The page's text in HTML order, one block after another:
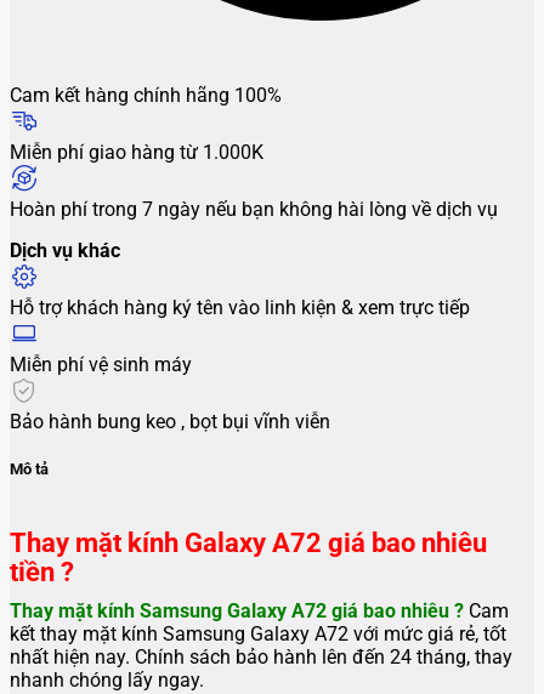
Cam kết hàng chính hãng 100%
Miễn phí giao hàng từ 1.000K
Hoàn phí trong 7 ngày nếu bạn không hài lòng về dịch vụ
Dịch vụ khác
Hỗ trợ khách hàng ký tên vào linh kiện & xem trực tiếp
Miễn phí vệ sinh máy
Bảo hành bung keo , bọt bụi vĩnh viễn
Mô tả
Thay mặt kính Galaxy A72 giá bao nhiêu
tiền ?
Thay mặt kính Samsung Galaxy A72 giá bao nhiêu ? Cam
kết thay mặt kính Samsung Galaxy A72 với mức giá rẻ, tốt
nhất hiện nay. Chính sách bảo hành lên đến 24 tháng, thay
nhanh chóng lấy ngay.